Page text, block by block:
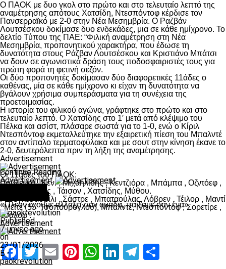
Ο ΠΑΟΚ με δυο γκολ στο πρώτο και στο τελευταίο λεπτό της
αναμέτρησης απότους Χατσίδη, Ντεσπόντοφ κέρδισε τον
Πανσερραϊκό με 2-0 στην Νέα Μεσημβρία. Ο Ραζβάν
Λουτσέσκου δοκίμασε δυο ενδεκάδες, μια σε κάθε ημίχρονο. Το
δελτίο Τύπου της ΠΑΕ: “Φιλική αναμέτρηση στη Νέα
Μεσημβρία, προπονητικού χαρακτήρα, που έδωσε τη
δυνατότητα στους Ράζβαν Λουτσέσκου και Κριστιάνο Μπάτσι
να δουν σε αγωνιστικά δράση τους ποδοσφαιριστές τους για
πρώτη φορά τη φετινή σεζόν.
Οι δύο προπονητές δοκίμασαν δύο διαφορετικές 11άδες ο
καθένας, μία σε κάθε ημίχρονο κι είχαν τη δυνατότητα να
βγάλουν χρήσιμα συμπεράσματα για τη συνέχεια της
προετοιμασίας.
Η ιστορία του φιλικού αγώνα, γράφτηκε στο πρώτο και στο
τελευταίο λεπτό. Ο Χατσίδης στο 1′ μετά από κλέψιμο του
Πέλκα και ασίστ, πλάσαρε σωστά για το 1-0, ενώ ο Κίριλ
Ντεσπόντοφ εκμεταλλεύτηκε την εξαιρετική πίεση του Μπαλντέ
στον αντίπαλο τερματοφύλακα και με σουτ στην κίνηση έκανε το
2-0, δευτερόλεπτα πριν τη λήξη της αναμέτρησης.
Advertisement
Οι 11άδες του ΠΑΟΚ:
Παβλένκα , Κένι , Μιχαηλίδης , Κεντζιόρα , Μπάμπα , Οζντόεφ ,
Μεϊτέ , Πέλκας , Τάισον , Χατσίδης, Μύθου.
Γκουγκεσασβίλι , Σάστρε , Μπαταούλας, Λόβρεν , Τέιλορ , Μαντί
, Μεϊτέ (55′ Τσοπούρογλου), Μπαλντέ, Ντεσπόντοφ , Σορετίρε ,
Τσάλοφ .
Advertisement
Facebook
Twitter
EmailPinterest
WhatsApp
LinkedIn
Telegram
Continue Reading
Advertisement
«Πλέον έχουμε αλλάξει σαν ομάδα, παίξαμε σαν ένα»
Published
7 μήνες ago
on
23/01/2026
By
paokrevolution